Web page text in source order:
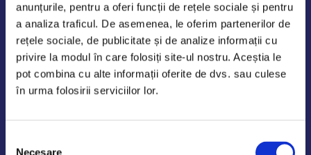
anunțurile, pentru a oferi funcții de rețele sociale și pentru
a analiza traficul. De asemenea, le oferim partenerilor de
rețele sociale, de publicitate și de analize informații cu
privire la modul în care folosiți site-ul nostru. Aceștia le
pot combina cu alte informații oferite de dvs. sau culese
în urma folosirii serviciilor lor.
Necesare
Program de lucru
Luni - Vineri: 09:00-18:00
Sambata - Duminica: 10:00-14:00